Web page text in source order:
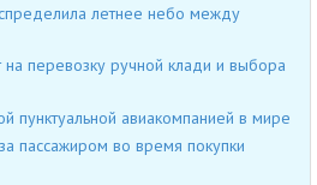
летнее небо между
перевозку ручной клади и выбора
пунктуальной авиакомпанией в мире
пассажиром во время покупки